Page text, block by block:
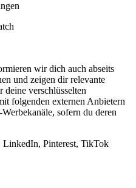
wir dich auch abseits
und zeigen dir relevante
verschlüsselten
folgenden externen Anbietern
sofern du deren
Pinterest, TikTok